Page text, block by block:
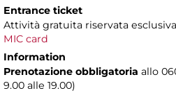
Entrance ticket
Attività gratuita riservata
MIC card
Information
Prenotazione obbligatoria allo
9.00 alle 19.00)